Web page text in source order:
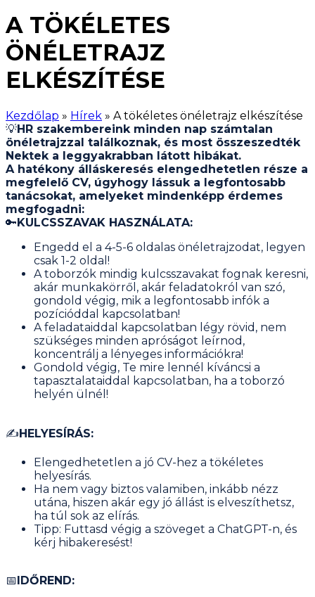
A TÖKÉLETES
ÖNÉLETRAJZ
ELKÉSZÍTÉSE
Kezdőlap » Hírek » A tökéletes önéletrajz elkészítése
💡HR szakembereink minden nap számtalan
önéletrajzzal találkoznak, és most összeszedték
Nektek a leggyakrabban látott hibákat.
A hatékony álláskeresés elengedhetetlen része a
megfelelő CV, úgyhogy lássuk a legfontosabb
tanácsokat, amelyeket mindenképp érdemes
megfogadni:
🔑KULCSSZAVAK HASZNÁLATA:
Engedd el a 4-5-6 oldalas önéletrajzodat, legyen
csak 1-2 oldal!
A toborzók mindig kulcsszavakat fognak keresni,
akár munkakörről, akár feladatokról van szó,
gondold végig, mik a legfontosabb infók a
pozícióddal kapcsolatban!
A feladataiddal kapcsolatban légy rövid, nem
szükséges minden apróságot leírnod,
koncentrálj a lényeges információkra!
Gondold végig, Te mire lennél kíváncsi a
tapasztalataiddal kapcsolatban, ha a toborzó
helyén ülnél!
✍HELYESÍRÁS:
Elengedhetetlen a jó CV-hez a tökéletes
helyesírás.
Ha nem vagy biztos valamiben, inkább nézz
utána, hiszen akár egy jó állást is elveszíthetsz,
ha túl sok az elírás.
Tipp: Futtasd végig a szöveget a ChatGPT-n, és
kérj hibakeresést!
📅IDŐREND: